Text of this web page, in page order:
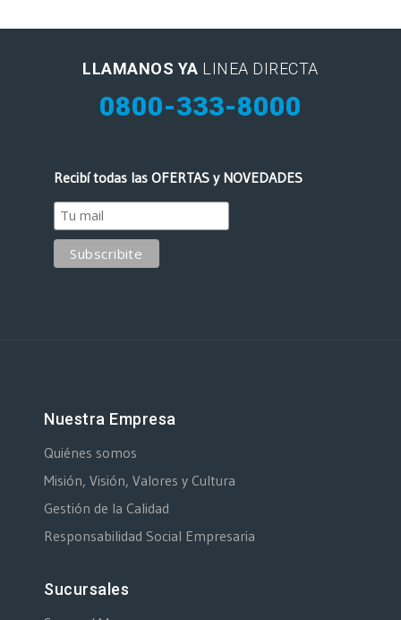
LLAMANOS YA LINEA DIRECTA
0800-333-8000
Recibí todas las OFERTAS y NOVEDADES
Nuestra Empresa
Quiénes somos
Misión, Visión, Valores y Cultura
Gestión de la Calidad
Responsabilidad Social Empresaria
Sucursales